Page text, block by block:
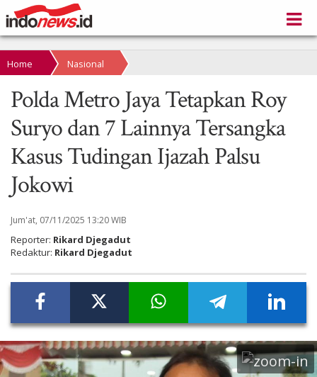
Home Nasional
Polda Metro Jaya Tetapkan Roy
Suryo dan 7 Lainnya Tersangka
Kasus Tudingan Ijazah Palsu
Jokowi
Jum'at, 07/11/2025 13:20 WIB
Reporter: Rikard Djegadut
Redaktur: Rikard Djegadut